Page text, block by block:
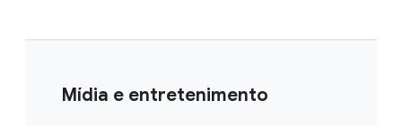
Mídia e entretenimento